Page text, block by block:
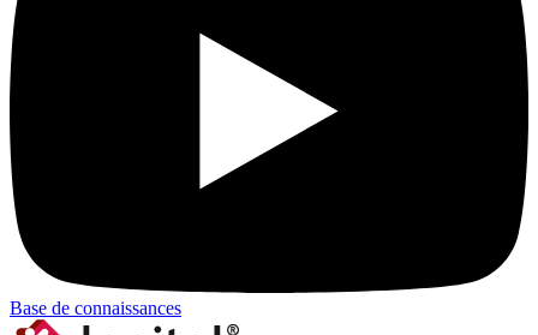
Base de connaissances